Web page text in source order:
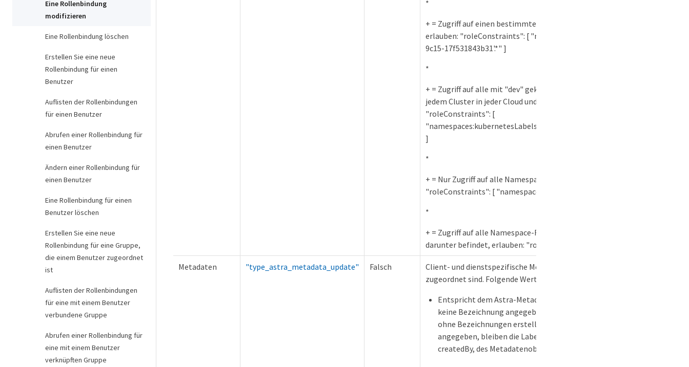
Eine Rollenbindung
modifizieren
Eine Rollenbindung löschen
Erstellen Sie eine neue
Rollenbindung für einen
Benutzer
Auflisten der Rollenbindungen
für einen Benutzer
Abrufen einer Rollenbindung für
einen Benutzer
Ändern einer Rollenbindung für
einen Benutzer
Eine Rollenbindung für einen
Benutzer löschen
Erstellen Sie eine neue
Rollenbindung für eine Gruppe,
die einem Benutzer zugeordnet
ist
Auflisten der Rollenbindungen
für eine mit einem Benutzer
verbundene Gruppe
Abrufen einer Rollenbindung für
eine mit einem Benutzer
verknüpften Gruppe
*
+ = Zugriff auf einen bestimmten Namensraum und alles darunter
erlauben: "roleConstraints": [ "namespaces:id='6fa2f917-f730-41b8-
9c15-17f531843b31'.*" ]
*
+ = Zugriff auf alle mit "dev" gekennzeichneten Namespaces in
jedem Cluster in jeder Cloud und auf alles darunter erlauben:
"roleConstraints": [
"namespaces:kubernetesLabels='
]
*
+ = Nur Zugriff auf alle Namespace-Ressourcen erlauben:
"roleConstraints": [ "namespaces:*" ]
*
+ = Zugriff auf alle Namespace-Ressourcen und alles, was sich
darunter befindet, erlauben: "roleConstraints": [ "namespaces:
Metadaten "type_astra_metadata_update" Falsch
Client- und dienstspezifische Metadaten, die der Ressource
zugeordnet sind. Folgende Werte sind definiert:
Entspricht dem Astra-Metadatenschema. Falls beim Erstellen
keine Bezeichnung angegeben wird, wird ein Metadatenobjekt
ohne Bezeichnungen erstellt. Wird beim Aktualisieren kein Label
angegeben, bleiben die Labels, creationTimestamp und
createdBy, des Metadatenobjekts unverändert erhalten.